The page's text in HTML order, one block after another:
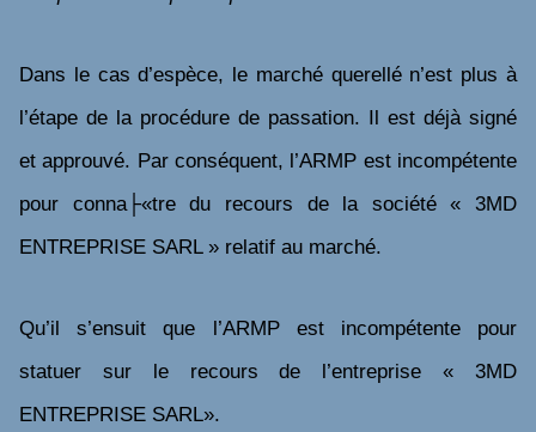
Dans le cas d’espèce, le marché querellé n’est plus à
l’étape de la procédure de passation. Il est déjà signé
et approuvé. Par conséquent, l’ARMP est incompétente
pour conna├«tre du recours de la société « 3MD
ENTREPRISE SARL » relatif au marché.
Qu’il s’ensuit que l’ARMP est incompétente pour
statuer sur le recours de l’entreprise « 3MD
ENTREPRISE SARL».